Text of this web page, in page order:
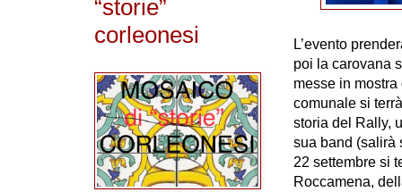
L’evento
poi la carovana
messe in
comunale si
storia del Rally,
sua band
22 settembre si
Roccamena,
“storie”
corleonesi